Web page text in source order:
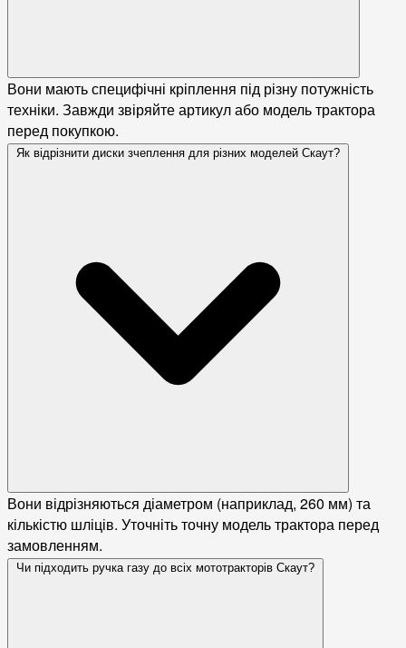
Вони мають специфічні кріплення під різну потужність
техніки. Завжди звіряйте артикул або модель трактора
перед покупкою.
Як відрізнити диски зчеплення для різних моделей Скаут?
Вони відрізняються діаметром (наприклад, 260 мм) та
кількістю шліців. Уточніть точну модель трактора перед
замовленням.
Чи підходить ручка газу до всіх мототракторів Скаут?